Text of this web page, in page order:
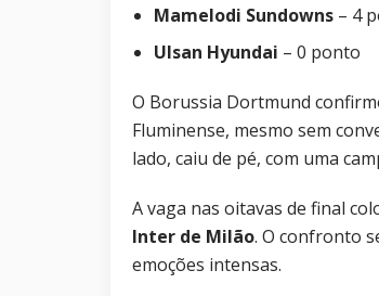
Mamelodi Sundowns – 4
Ulsan Hyundai – 0 ponto
O Borussia Dortmund
Fluminense, mesmo sem
lado, caiu de pé, com uma
A vaga nas oitavas de final
Inter de Milão. O confronto
emoções intensas.